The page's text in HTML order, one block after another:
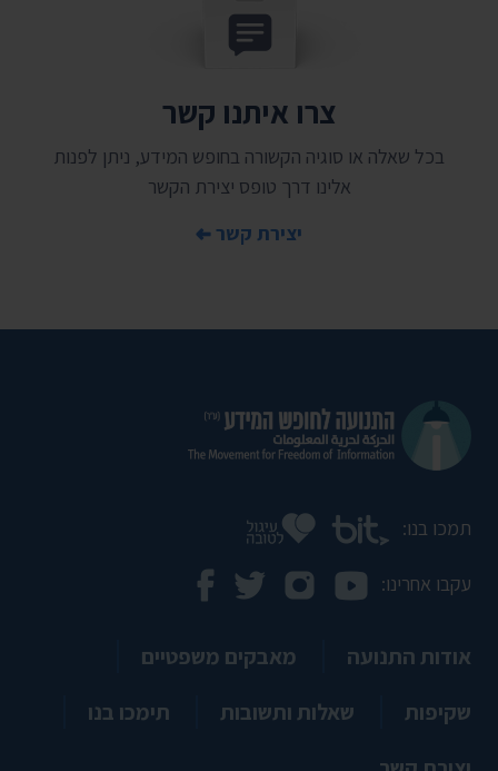
צרו איתנו קשר
בכל שאלה או סוגיה הקשורה בחופש המידע, ניתן לפנות
אלינו דרך טופס יצירת הקשר
יצירת קשר
תמכו בנו:
עקבו אחרינו:
אודות התנועה
מאבקים משפטיים
שקיפות
שאלות ותשובות
תימכו בנו